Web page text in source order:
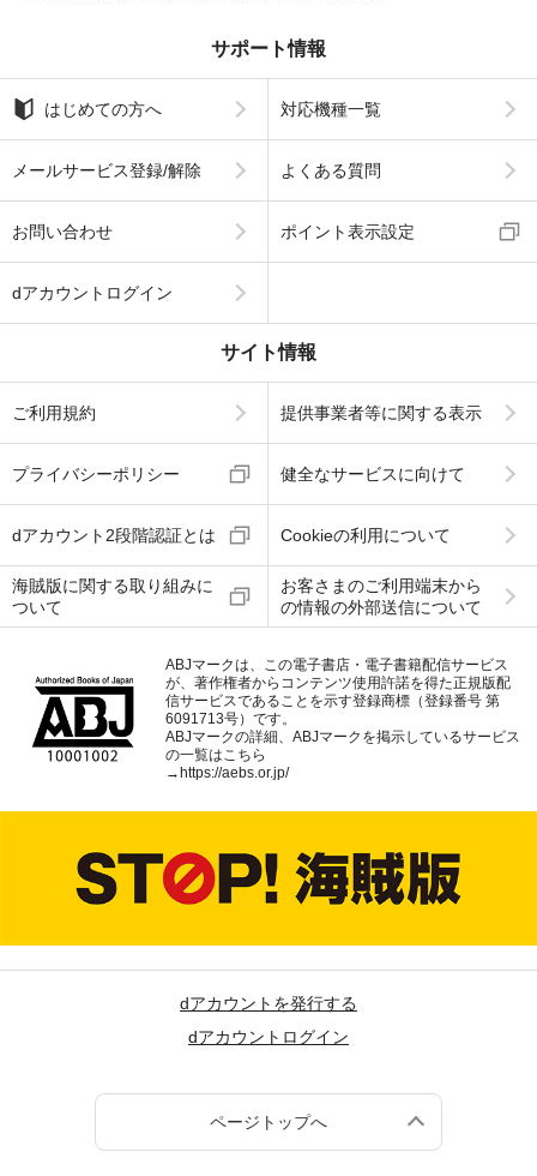
サポート情報
はじめての方へ 対応機種一覧
メールサービス登録/解除 よくある質問
お問い合わせ ポイント表示設定
dアカウントログイン
サイト情報
ご利用規約 提供事業者等に関する表示
プライバシーポリシー 健全なサービスに向けて
dアカウント2段階認証とは Cookieの利用について
海賊版に関する取り組みに
ついて
お客さまのご利用端末から
の情報の外部送信について
ABJマークは、この電子書店・電子書籍配信サービス
が、著作権者からコンテンツ使用許諾を得た正規版配
信サービスであることを示す登録商標（登録番号 第
6091713号）です。
ABJマークの詳細、ABJマークを掲示しているサービス
の一覧はこちら
→ https://aebs.or.jp/
dアカウントを発行する
dアカウントログイン
ページトップへ